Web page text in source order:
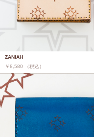
ZANIAH
￥8,580 （税込）